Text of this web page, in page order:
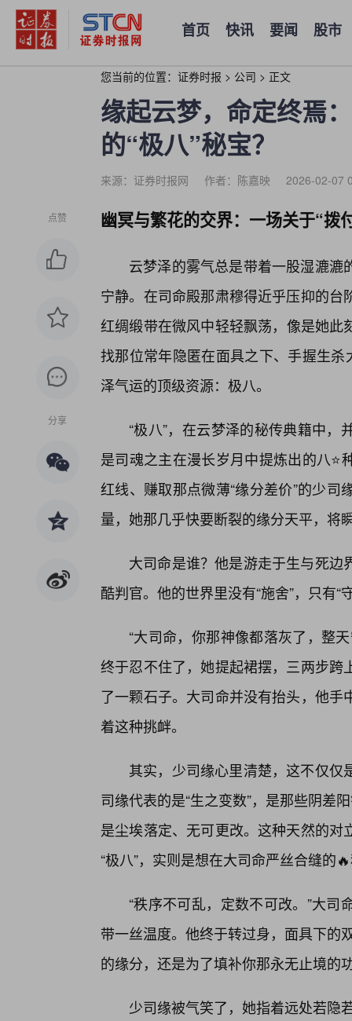
首页 快讯 要闻 股市
您当前的位置： 证券时报 > 公司 > 正文
缘起云梦，命定终焉
的“极八”秘宝？
来源：证券时报网 作者：陈嘉映 2026-02-07
点赞
分享
幽冥与繁花的交界：一场关于“拨
云梦泽的雾气总是带着一股湿漉
宁静。在司命殿那肃穆得近乎压抑的
红绸缎带在微风中轻轻飘荡，像是她
找那位常年隐匿在面具之下、手握生
泽气运的顶级资源：极八。
“极八”，在云梦泽的秘传典籍中
是司魂之主在漫长岁月中提炼出的八
红线、赚取那点微薄“缘分差价”的少
量，她那几乎快要断裂的缘分天平，将
大司命是谁？他是游走于生与死
酷判官。他的世界里没有“施舍”，只有“
“大司命，你那神像都落灰了，整
终于忍不住了，她提起裙摆，三两步
了一颗石子。大司命并没有抬头，他
着这种挑衅。
其实，少司缘心里清楚，这不仅
司缘代表的是“生之变数”，是那些阴差
是尘埃落定、无可更改。这种天然的
“极八”，实则是想在大司命严丝合缝的
“秩序不可乱，定数不可改。”大
带一丝温度。他终于转过身，面具下的
的缘分，还是为了填补你那永无止境的
少司缘被气笑了，她指着远处若隐